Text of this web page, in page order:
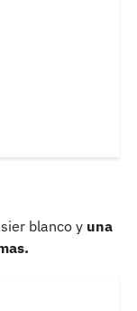
blanco y una